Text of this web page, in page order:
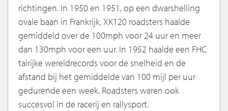
richtingen. In 1950 en 1951, op een dwarshelling
ovale baan in Frankrijk, XK120 roadsters haalde
gemiddeld over de 100mph voor 24 uur en meer
dan 130mph voor een uur. In 1952 haalde een FHC
talrijke wereldrecords voor de snelheid en de
afstand bij het gemiddelde van 100 mijl per uur
gedurende een week. Roadsters waren ook
succesvol in de racerij en rallysport.